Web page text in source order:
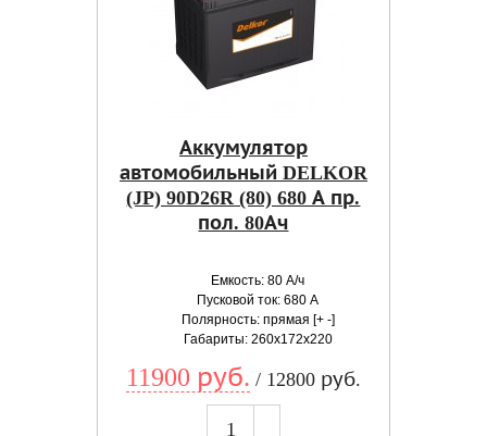
Аккумулятор
автомобильный DELKOR
(JP) 90D26R (80) 680 А пр.
пол. 80Ач
Емкость: 80 А/ч
Пусковой ток: 680 А
Полярность: прямая [+ -]
Габариты: 260x172x220
11900 руб. / 12800 руб.